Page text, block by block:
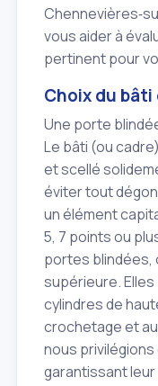
vous aider à
pertinent pour
Choix du
Une porte
Le bâti (ou
et scellé
éviter tout
un élément
5, 7 points ou
portes blindées,
supérieure.
cylindres de
crochetage et
nous
garantissant